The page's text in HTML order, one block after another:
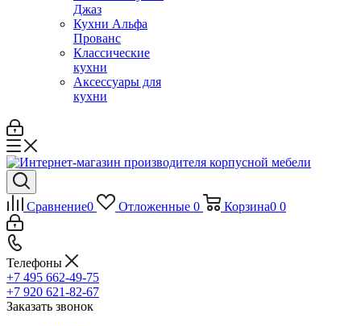
Джаз
Кухни Альфа
Прованс
Классические
кухни
Аксессуары для
кухни
Сравнение0 Отложенные 0 Корзина0 0
Телефоны
+7 495 662-49-75
+7 920 621-82-67
Заказать звонок